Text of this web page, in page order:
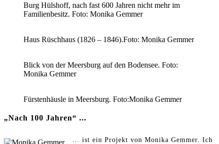
Burg Hülshoff, nach fast 600 Jahren nicht mehr im
Familienbesitz. Foto: Monika Gemmer
Haus Rüschhaus (1826 – 1846).Foto: Monika Gemmer
Blick von der Meersburg auf den Bodensee. Foto:
Monika Gemmer
Fürstenhäusle in Meersburg. Foto:Monika Gemmer
„Nach 100 Jahren“ ...
... ist ein Projekt von Monika Gemmer. Ich